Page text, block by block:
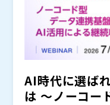
多くの自治体が標準
携に苦慮しており、
あり方が、次の論点
多くの自治体では
導入する際、
「連携部分はメイン
題ない」と考えられ
しかし実際には、
AI時代に選ば
は ～ノーコー